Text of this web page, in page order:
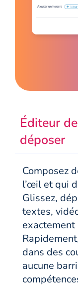
Éditeur
déposer
Composez
l’œil et qui
Glissez,
textes,
exactement
dans des
aucune